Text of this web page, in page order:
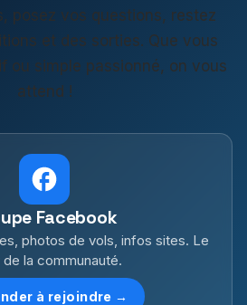
posez vos questions, restez
et des sorties. Que vous
ou simple passionné, on vous
attend !
Facebook
photos de vols, infos sites. Le
la communauté.
à rejoindre →